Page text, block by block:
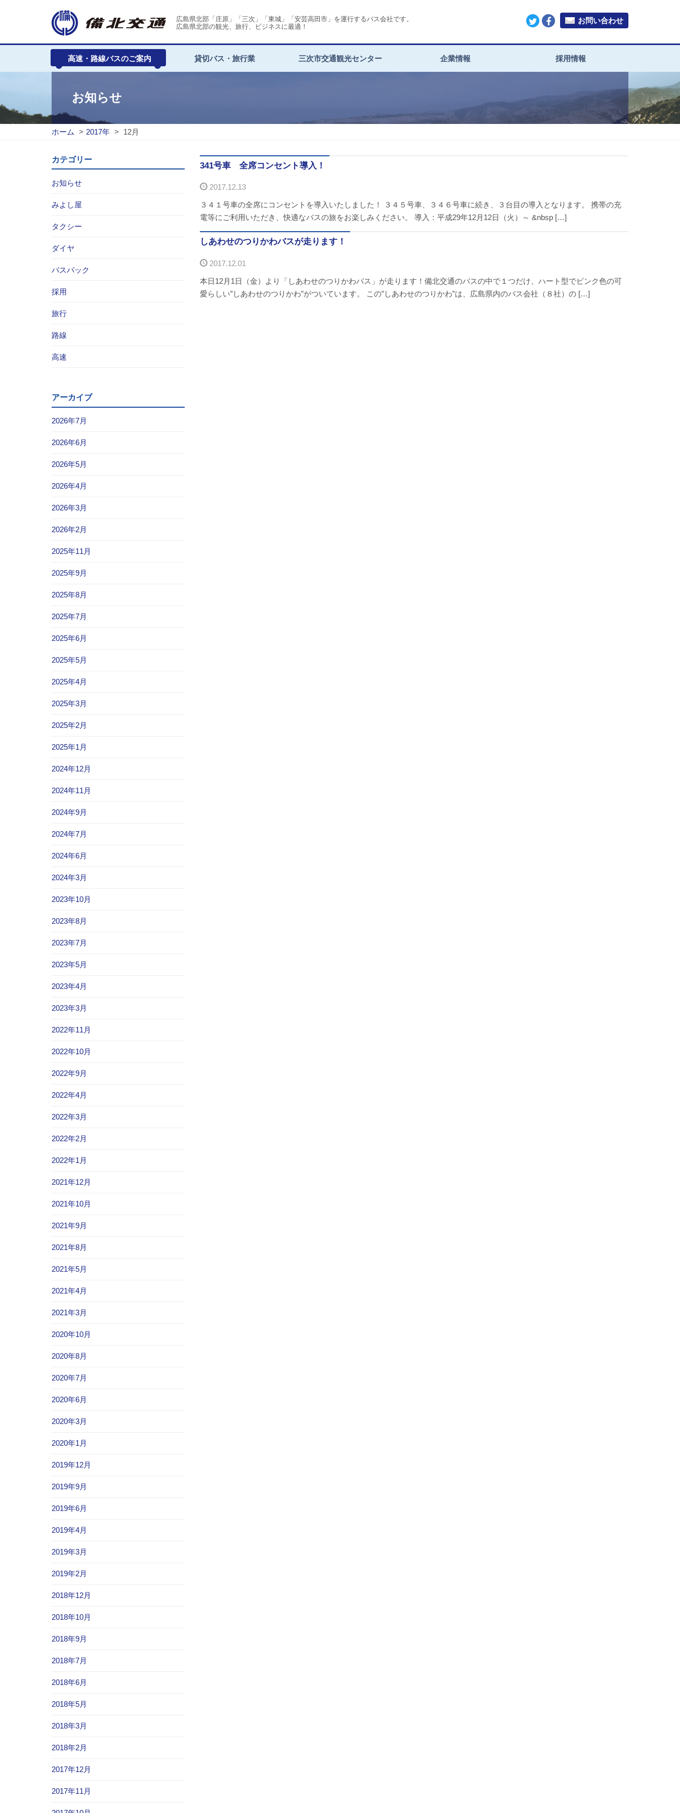
広島県北部「庄原」「三次」「東城」「安芸高田市」を運行するバス会社です。
広島県北部の観光、旅行、ビジネスに最適！
お問い合わせ
高速・路線バスのご案内 貸切バス・旅行業 三次市交通観光センター 企業情報 採用情報
お知らせ
ホーム > 2017年 > 12月
341号車 全席コンセント導入！
2017.12.13
３４１号車の全席にコンセントを導入いたしました！ ３４５号車、３４６号車に続き、３台目の導入となります。 携帯の充
電等にご利用いただき、快適なバスの旅をお楽しみください。 導入：平成29年12月12日（火）～ &nbsp […]
しあわせのつりかわバスが走ります！
2017.12.01
本日12月1日（金）より「しあわせのつりかわバス」が走ります！備北交通のバスの中で１つだけ、ハート型でピンク色の可
愛らしい”しあわせのつりかわ”がついています。 この”しあわせのつりかわ”は、広島県内のバス会社（８社）の […]
カテゴリー
お知らせ
みよし屋
タクシー
ダイヤ
バスパック
採用
旅行
路線
高速
アーカイブ
2026年7月
2026年6月
2026年5月
2026年4月
2026年3月
2026年2月
2025年11月
2025年9月
2025年8月
2025年7月
2025年6月
2025年5月
2025年4月
2025年3月
2025年2月
2025年1月
2024年12月
2024年11月
2024年9月
2024年7月
2024年6月
2024年3月
2023年10月
2023年8月
2023年7月
2023年5月
2023年4月
2023年3月
2022年11月
2022年10月
2022年9月
2022年4月
2022年3月
2022年2月
2022年1月
2021年12月
2021年10月
2021年9月
2021年8月
2021年5月
2021年4月
2021年3月
2020年10月
2020年8月
2020年7月
2020年6月
2020年3月
2020年1月
2019年12月
2019年9月
2019年6月
2019年4月
2019年3月
2019年2月
2018年12月
2018年10月
2018年9月
2018年7月
2018年6月
2018年5月
2018年3月
2018年2月
2017年12月
2017年11月